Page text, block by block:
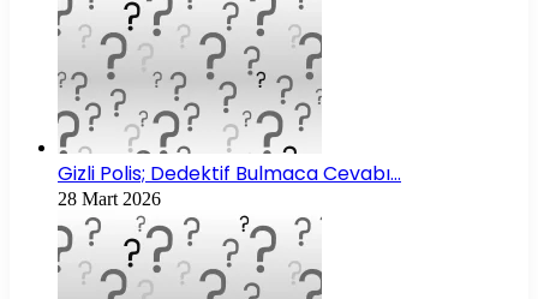
Gizli Polis; Dedektif Bulmaca Cevabı…
28 Mart 2026